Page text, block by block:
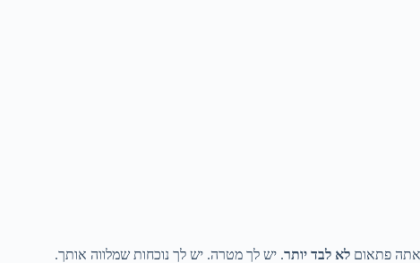
פתאום לא לבד יותר. יש לך מטרה. יש לך נוכחות שמלווה אותך.